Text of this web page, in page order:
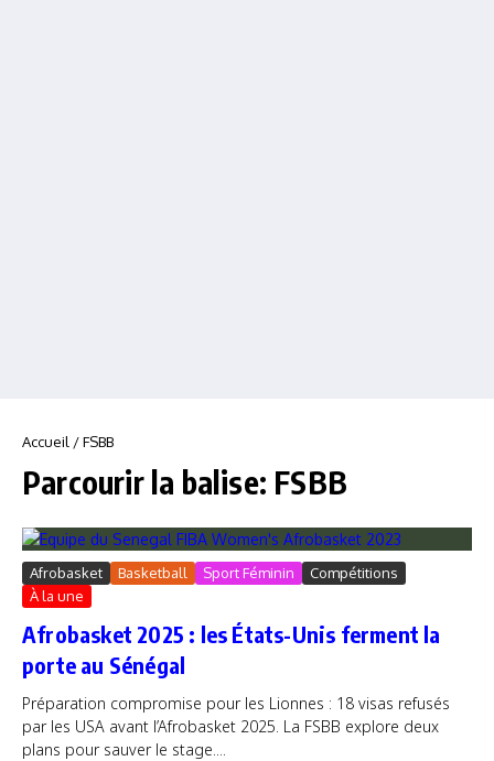
Accueil /FSBB
Parcourir la balise: FSBB
Afrobasket Basketball Sport Féminin
Compétitions
À la une
Afrobasket 2025 : les États-Unis ferment la
porte au Sénégal
Préparation compromise pour les Lionnes : 18 visas refusés
par les USA avant l’Afrobasket 2025. La FSBB explore deux
plans pour sauver le stage....